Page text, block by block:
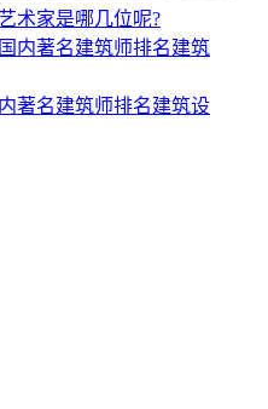
术家是哪几位呢?
著名建筑师排名建筑设